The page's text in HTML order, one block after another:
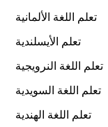
تعلم اللغة الألمانية
تعلم الأيسلندية
تعلم اللغة النرويجية
تعلم اللغة السويدية
تعلم اللغة الهندية